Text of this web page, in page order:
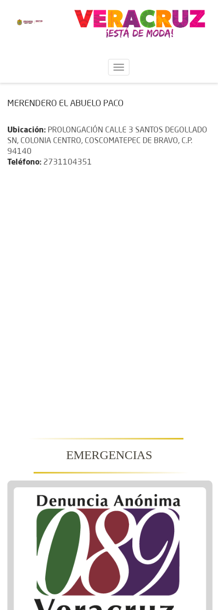
MERENDERO EL ABUELO PACO
Ubicación: PROLONGACIÓN CALLE 3 SANTOS DEGOLLADO
SN, COLONIA CENTRO, COSCOMATEPEC DE BRAVO, C.P.
94140
Teléfono: 2731104351
EMERGENCIAS